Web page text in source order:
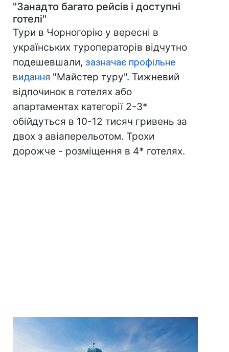
"Занадто багато рейсів і доступні
готелі"
Тури в Чорногорію у вересні в
українських туроператорів відчутно
подешевшали, зазначає профільне
видання "Майстер туру". Тижневий
відпочинок в готелях або
апартаментах категорії 2-3*
обійдуться в 10-12 тисяч гривень за
двох з авіаперельотом. Трохи
дорожче - розміщення в 4* готелях.